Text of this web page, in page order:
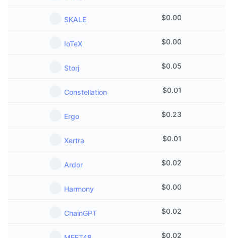
SKALE $0.00
IoTeX $0.00
Storj $0.05
Constellation $0.01
Ergo $0.23
Xertra $0.01
Ardor $0.02
Harmony $0.00
ChainGPT $0.02
$0.02